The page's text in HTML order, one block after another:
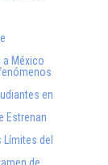
a México
en
Estrenan
del